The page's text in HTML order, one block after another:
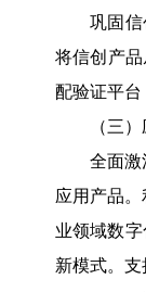
巩固信创
将信创产
配验证平
（三）应
全面激活
应用产品
业领域数
新模式。